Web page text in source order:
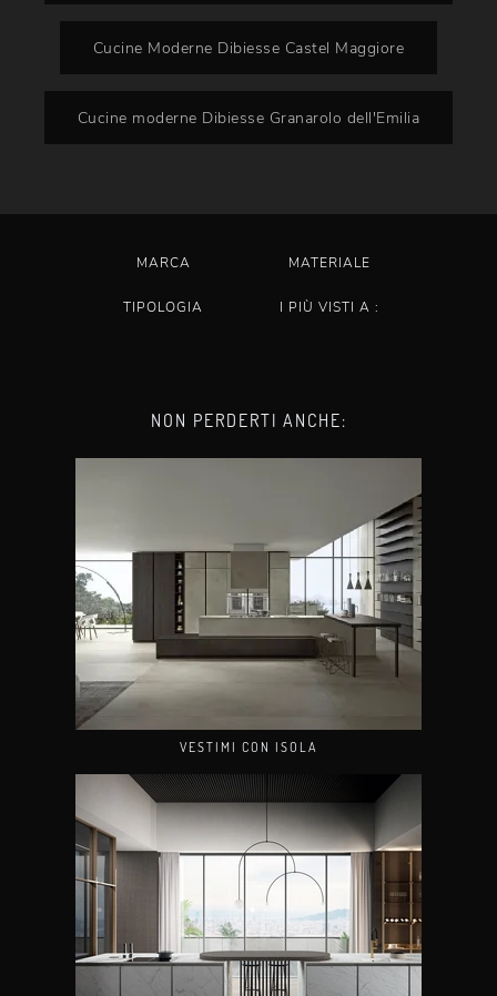
Cucine Moderne Dibiesse Castel Maggiore
Cucine moderne Dibiesse Granarolo dell'Emilia
MARCA MATERIALE
TIPOLOGIA I PIÙ VISTI A :
NON PERDERTI ANCHE:
VESTIMI CON ISOLA